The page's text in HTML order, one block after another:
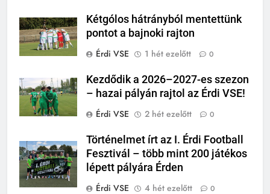
Kétgólos hátrányból mentettünk
pontot a bajnoki rajton
Érdi VSE
1 hét ezelőtt 0
Kezdődik a 2026–2027-es szezon
– hazai pályán rajtol az Érdi VSE!
Érdi VSE
2 hét ezelőtt 0
Történelmet írt az I. Érdi Football
Fesztivál – több mint 200 játékos
lépett pályára Érden
Érdi VSE
4 hét ezelőtt 0